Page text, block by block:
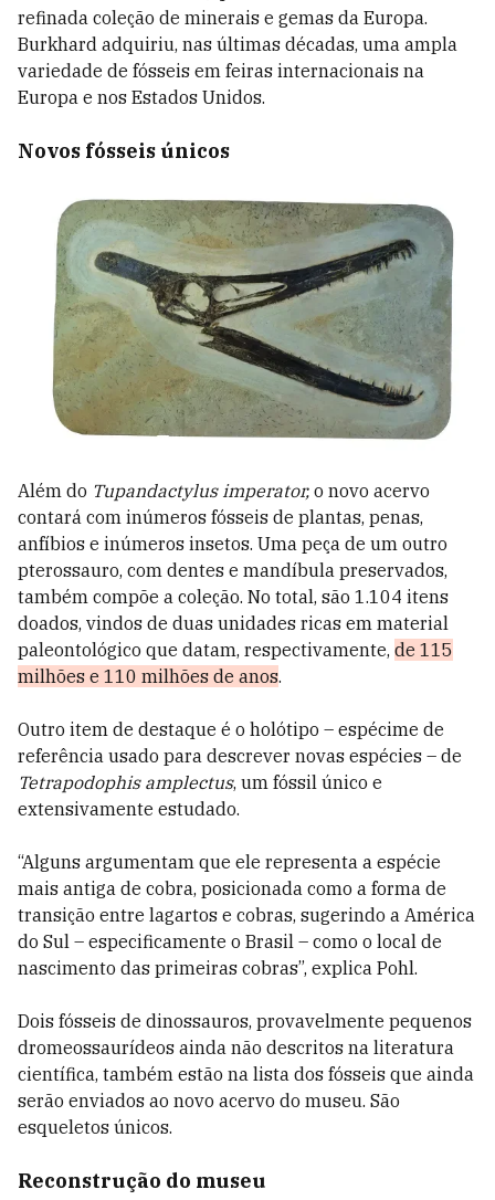
refinada coleção de minerais e gemas da Europa.
Burkhard adquiriu, nas últimas décadas, uma ampla
variedade de fósseis em feiras internacionais na
Europa e nos Estados Unidos.
Novos fósseis únicos
Além do Tupandactylus imperator, o novo acervo
contará com inúmeros fósseis de plantas, penas,
anfíbios e inúmeros insetos. Uma peça de um outro
pterossauro, com dentes e mandíbula preservados,
também compõe a coleção. No total, são 1.104 itens
doados, vindos de duas unidades ricas em material
paleontológico que datam, respectivamente, de 115
milhões e 110 milhões de anos.
Outro item de destaque é o holótipo – espécime de
referência usado para descrever novas espécies – de
Tetrapodophis amplectus, um fóssil único e
extensivamente estudado.
“Alguns argumentam que ele representa a espécie
mais antiga de cobra, posicionada como a forma de
transição entre lagartos e cobras, sugerindo a América
do Sul – especificamente o Brasil – como o local de
nascimento das primeiras cobras”, explica Pohl.
Dois fósseis de dinossauros, provavelmente pequenos
dromeossaurídeos ainda não descritos na literatura
científica, também estão na lista dos fósseis que ainda
serão enviados ao novo acervo do museu. São
esqueletos únicos.
Reconstrução do museu